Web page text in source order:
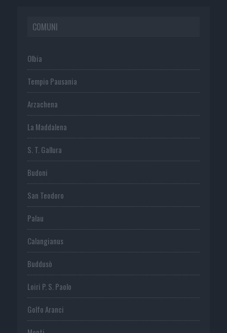
COMUNI
Olbia
Tempio Pausania
Arzachena
La Maddalena
S. T. Gallura
Budoni
San Teodoro
Palau
Calangianus
Buddusò
Loiri P. S. Paolo
Golfo Aranci